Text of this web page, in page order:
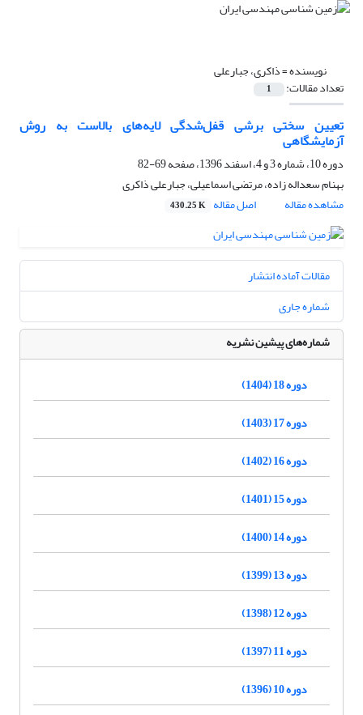
نویسنده =ذاکری، جبارعلی
تعداد مقالات: 1
تعیین سختی برشی قفل‌شدگی لایه‌های بالاست به روش
آزمایشگاهی
دوره 10، شماره 3 و 4، اسفند 1396، صفحه
69-82
بهنام سعداله زاده، مرتضی اسماعیلی، جبارعلی ذاکری
مشاهده مقاله
اصل مقاله 430.25 K
مقالات آماده انتشار
شماره جاری
شماره‌های پیشین نشریه
دوره 18 (1404)
دوره 17 (1403)
دوره 16 (1402)
دوره 15 (1401)
دوره 14 (1400)
دوره 13 (1399)
دوره 12 (1398)
دوره 11 (1397)
دوره 10 (1396)